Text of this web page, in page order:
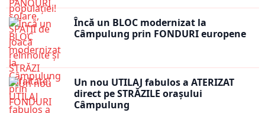
Încă un BLOC modernizat la
Câmpulung prin FONDURI europene
Un nou UTILAJ fabulos a ATERIZAT
direct pe STRĂZILE orașului
Câmpulung